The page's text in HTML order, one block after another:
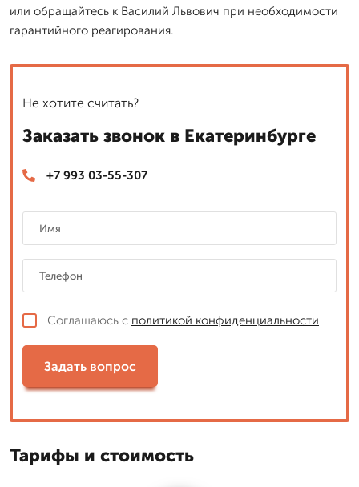
или обращайтесь к Василий Львович при необходимости
гарантийного реагирования.
Не хотите считать?
Заказать звонок в Екатеринбурге
+7 993 03-55-307
Соглашаюсь с политикой конфиденциальности
Задать вопрос
Тарифы и стоимость